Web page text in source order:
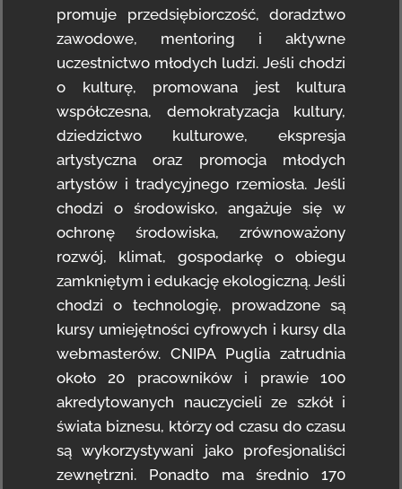
promuje przedsiębiorczość, doradztwo
zawodowe, mentoring i aktywne
uczestnictwo młodych ludzi. Jeśli chodzi
o kulturę, promowana jest kultura
współczesna, demokratyzacja kultury,
dziedzictwo kulturowe, ekspresja
artystyczna oraz promocja młodych
artystów i tradycyjnego rzemiosła. Jeśli
chodzi o środowisko, angażuje się w
ochronę środowiska, zrównoważony
rozwój, klimat, gospodarkę o obiegu
zamkniętym i edukację ekologiczną. Jeśli
chodzi o technologię, prowadzone są
kursy umiejętności cyfrowych i kursy dla
webmasterów. CNIPA Puglia zatrudnia
około 20 pracowników i prawie 100
akredytowanych nauczycieli ze szkół i
świata biznesu, którzy od czasu do czasu
są wykorzystywani jako profesjonaliści
zewnętrzni. Ponadto ma średnio 170